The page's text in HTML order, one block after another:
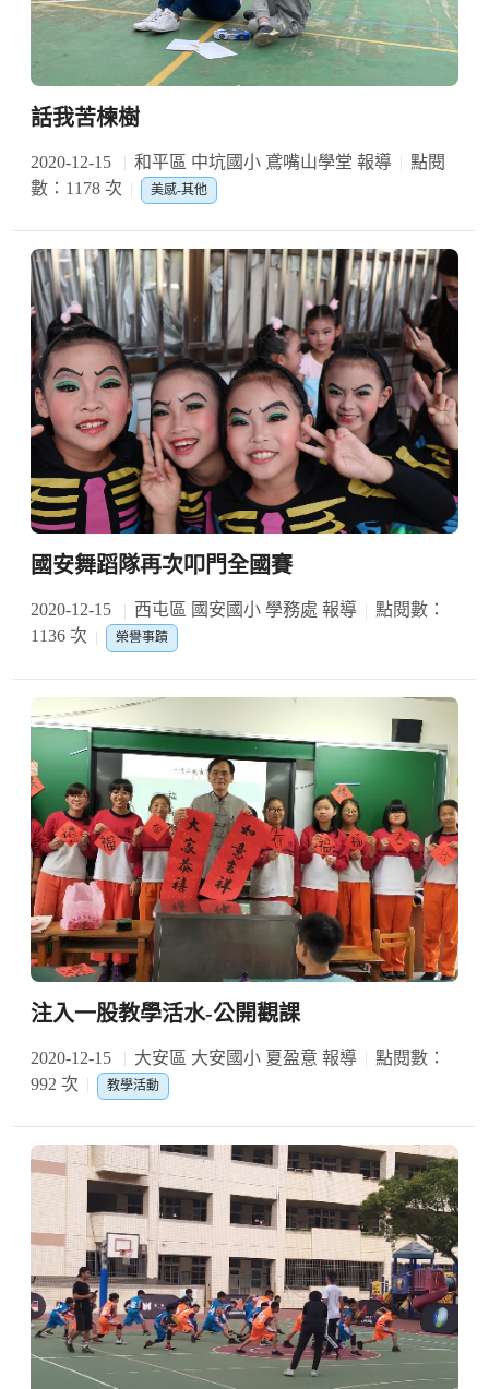
話我苦楝樹
2020-12-15 和平區 中坑國小 鳶嘴山學堂 報導
點閱
數：1178 次
美感-其他
國安舞蹈隊再次叩門全國賽
2020-12-15 西屯區 國安國小 學務處 報導
點閱數：
1136 次
榮譽事蹟
注入一股教學活水-公開觀課
2020-12-15 大安區 大安國小 夏盈意 報導
點閱數：
992 次
教學活動